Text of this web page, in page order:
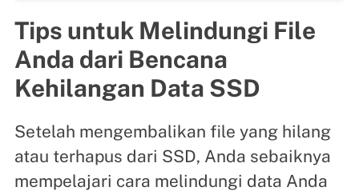
Tips untuk Melindungi File
Anda dari Bencana
Kehilangan Data SSD
Setelah mengembalikan file yang hilang
atau terhapus dari SSD, Anda sebaiknya
mempelajari cara melindungi data Anda